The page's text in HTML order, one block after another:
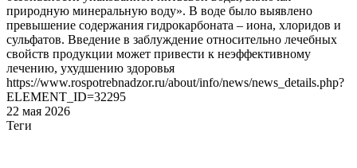
природную минеральную воду». В воде было выявлено
превышение содержания гидрокарбоната – иона, хлоридов и
сульфатов. Введение в заблуждение относительно лечебных
свойств продукции может привести к неэффективному
лечению, ухудшению здоровья
https://www.rospotrebnadzor.ru/about/info/news/news_details.php?
ELEMENT_ID=32295
22 мая 2026
Теги